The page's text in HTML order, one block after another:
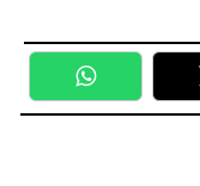
WhatsApp